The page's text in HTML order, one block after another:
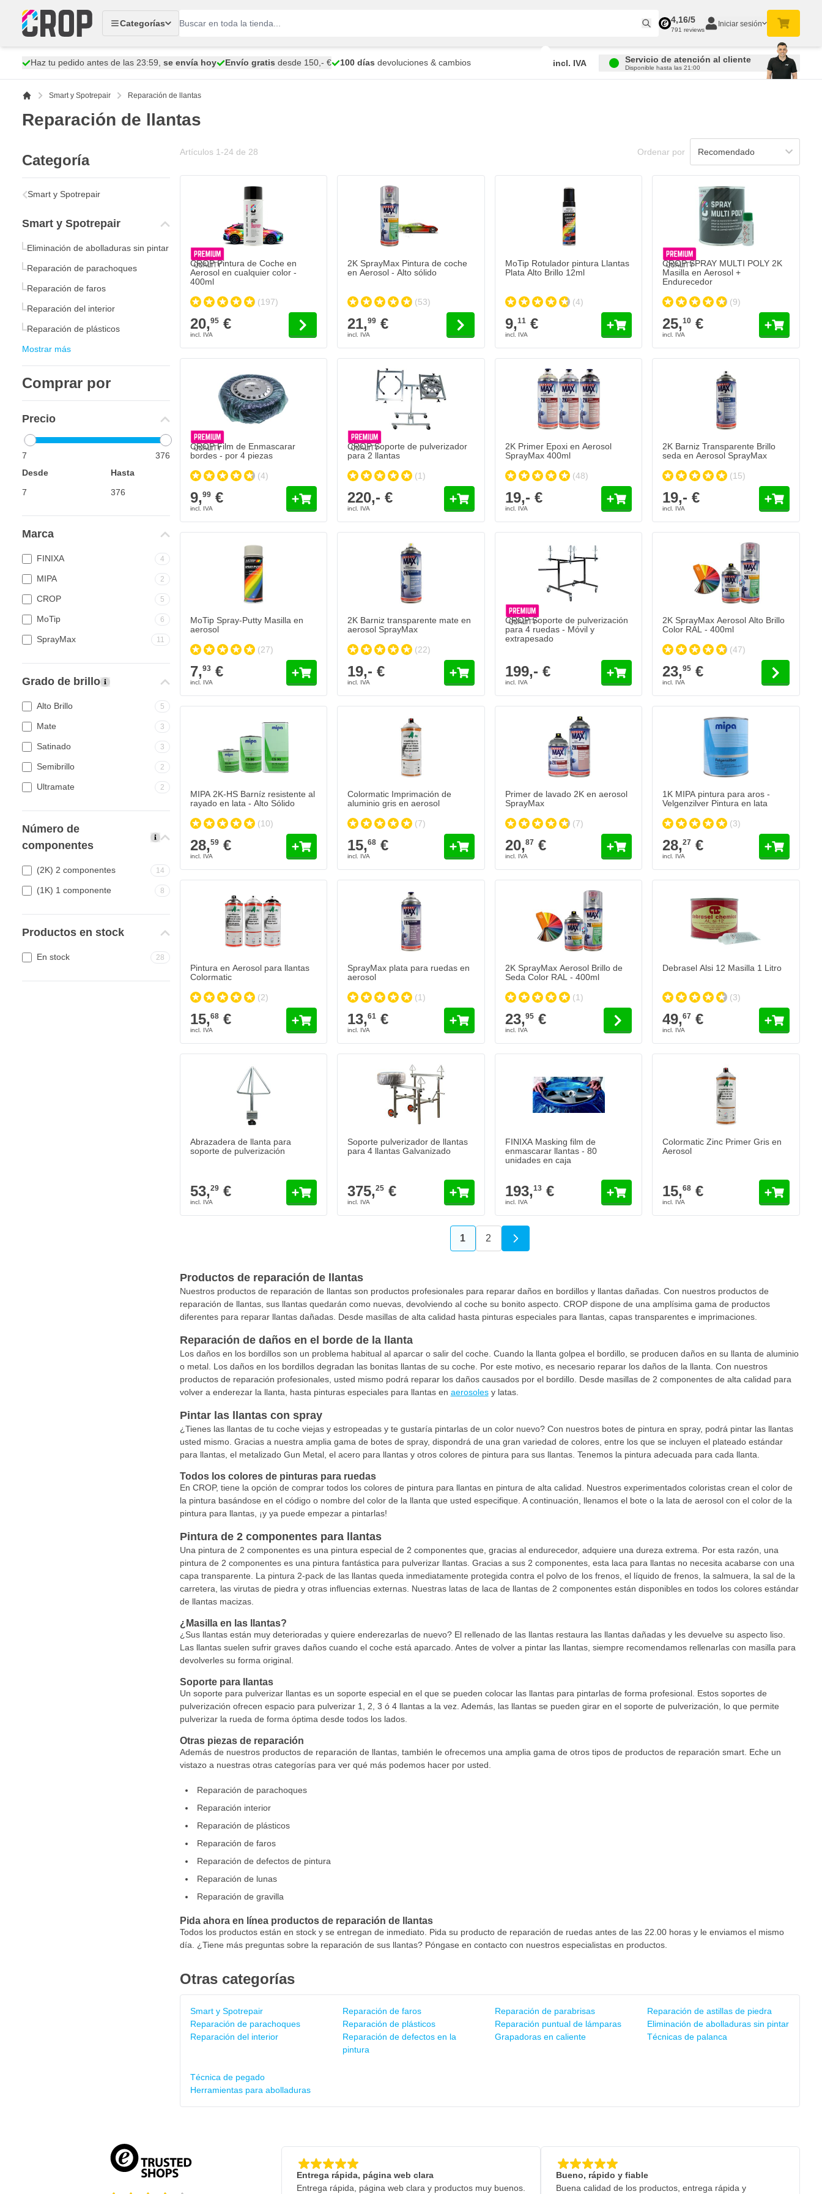
Categorías
4,16/5
791 reviews
Iniciar sesión
Haz tu pedido antes de las 23:59, se envía hoy Envío gratis desde 150,- € 100 días devoluciones & cambios incl. IVA Servicio de atención al cliente
Disponible hasta las 21:00
Smart y Spotrepair Reparación de llantas
Reparación de llantas
Categoría
Smart y Spotrepair
Smart y Spotrepair
Eliminación de abolladuras sin pintar
Reparación de parachoques
Reparación de faros
Reparación del interior
Reparación de plásticos
Mostrar más
Comprar por
Precio
7
376
Desde
Hasta
Marca
FINIXA 4
MIPA 2
CROP 5
MoTip 6
SprayMax 11
Grado de brillo
Alto Brillo 5
Mate 3
Satinado 3
Semibrillo 2
Ultramate 2
Número de
componentes
(2K) 2 componentes 14
(1K) 1 componente 8
Productos en stock
En stock 28
Artículos 1 -24 de 28 Ordenar por
CROP Pintura de Coche en
Aerosol en cualquier color -
400ml
(197)
20,95€
2K SprayMax Pintura de coche
en Aerosol - Alto sólido
(53)
21,99 €
MoTip Rotulador pintura Llantas
Plata Alto Brillo 12ml
(4)
9,11€
CROP SPRAY MULTI POLY 2K
Masilla en Aerosol +
Endurecedor
(9)
25,10 €
CROP Film de Enmascarar
bordes - por 4 piezas
(4)
9,99€
CROP Soporte de pulverizador
para 2 llantas
(1)
220,- €
Se envía hoy
Añadir al carrito
2K Primer Epoxi en Aerosol
SprayMax 400ml
(48)
19,- €
2K Barniz Transparente Brillo
seda en Aerosol SprayMax
(15)
19,- €
MoTip Spray-Putty Masilla en
aerosol
(27)
7,93€
2K Barniz transparente mate en
aerosol SprayMax
(22)
19,- €
CROP Soporte de pulverización
para 4 ruedas - Móvil y
extrapesado
199,- €
2K SprayMax Aerosol Alto Brillo
Color RAL - 400ml
(47)
23,95 €
Contenido
Añadir al carrito
MIPA 2K-HS Barníz resistente al
rayado en lata - Alto Sólido
(10)
28,59€
Colormatic Imprimación de
aluminio gris en aerosol
(7)
15,68 €
Añadir al carrito
Primer de lavado 2K en aerosol
SprayMax
(7)
20,87€
1K MIPA pintura para aros -
Velgenzilver Pintura en lata
(3)
28,27 €
Se envía hoy
Añadir al carrito
Pintura en Aerosol para llantas
Colormatic
(2)
15,68€
SprayMax plata para ruedas en
aerosol
(1)
13,61 €
2K SprayMax Aerosol Brillo de
Seda Color RAL - 400ml
(1)
23,95€
Debrasel Alsi 12 Masilla 1 Litro
(3)
49,67 €
Abrazadera de llanta para
soporte de pulverización
53,29€
Soporte pulverizador de llantas
para 4 llantas Galvanizado
375,25 €
FINIXA Masking film de
enmascarar llantas - 80
unidades en caja
193,13€
Colormatic Zinc Primer Gris en
Aerosol
15,68 €
Actualmente estás leyendo página
1 Página
2
Productos de reparación de llantas
Nuestros productos de reparación de llantas son productos profesionales para reparar daños en bordillos y llantas dañadas. Con nuestros productos de
reparación de llantas, sus llantas quedarán como nuevas, devolviendo al coche su bonito aspecto. CROP dispone de una amplísima gama de productos
diferentes para reparar llantas dañadas. Desde masillas de alta calidad hasta pinturas especiales para llantas, capas transparentes e imprimaciones.
Reparación de daños en el borde de la llanta
Los daños en los bordillos son un problema habitual al aparcar o salir del coche. Cuando la llanta golpea el bordillo, se producen daños en su llanta de aluminio
o metal. Los daños en los bordillos degradan las bonitas llantas de su coche. Por este motivo, es necesario reparar los daños de la llanta. Con nuestros
productos de reparación profesionales, usted mismo podrá reparar los daños causados por el bordillo. Desde masillas de 2 componentes de alta calidad para
volver a enderezar la llanta, hasta pinturas especiales para llantas en aerosolesy latas.
Pintar las llantas con spray
¿Tienes las llantas de tu coche viejas y estropeadas y te gustaría pintarlas de un color nuevo? Con nuestros botes de pintura en spray, podrá pintar las llantas
usted mismo. Gracias a nuestra amplia gama de botes de spray, dispondrá de una gran variedad de colores, entre los que se incluyen el plateado estándar
para llantas, el metalizado Gun Metal, el acero para llantas y otros colores de pintura para sus llantas. Tenemos la pintura adecuada para cada llanta.
Todos los colores de pinturas para ruedas
En CROP, tiene la opción de comprar todos los colores de pintura para llantas en pintura de alta calidad. Nuestros experimentados coloristas crean el color de
la pintura basándose en el código o nombre del color de la llanta que usted especifique. A continuación, llenamos el bote o la lata de aerosol con el color de la
pintura para llantas, ¡y ya puede empezar a pintarlas!
Pintura de 2 componentes para llantas
Una pintura de 2 componentes es una pintura especial de 2 componentes que, gracias al endurecedor, adquiere una dureza extrema. Por esta razón, una
pintura de 2 componentes es una pintura fantástica para pulverizar llantas. Gracias a sus 2 componentes, esta laca para llantas no necesita acabarse con una
capa transparente. La pintura 2-pack de las llantas queda inmediatamente protegida contra el polvo de los frenos, el líquido de frenos, la salmuera, la sal de la
carretera, las virutas de piedra y otras influencias externas. Nuestras latas de laca de llantas de 2 componentes están disponibles en todos los colores estándar
de llantas macizas.
¿Masilla en las llantas?
¿Sus llantas están muy deterioradas y quiere enderezarlas de nuevo? El rellenado de las llantas restaura las llantas dañadas y les devuelve su aspecto liso.
Las llantas suelen sufrir graves daños cuando el coche está aparcado. Antes de volver a pintar las llantas, siempre recomendamos rellenarlas con masilla para
devolverles su forma original.
Soporte para llantas
Un soporte para pulverizar llantas es un soporte especial en el que se pueden colocar las llantas para pintarlas de forma profesional. Estos soportes de
pulverización ofrecen espacio para pulverizar 1, 2, 3 ó 4 llantas a la vez. Además, las llantas se pueden girar en el soporte de pulverización, lo que permite
pulverizar la rueda de forma óptima desde todos los lados.
Otras piezas de reparación
Además de nuestros productos de reparación de llantas, también le ofrecemos una amplia gama de otros tipos de productos de reparación smart. Eche un
vistazo a nuestras otras categorías para ver qué más podemos hacer por usted.
Reparación de parachoques
Reparación interior
Reparación de plásticos
Reparación de faros
Reparación de defectos de pintura
Reparación de lunas
Reparación de gravilla
Pida ahora en línea productos de reparación de llantas
Todos los productos están en stock y se entregan de inmediato. Pida su producto de reparación de ruedas antes de las 22.00 horas y le enviamos el mismo
día. ¿Tiene más preguntas sobre la reparación de sus llantas? Póngase en contacto con nuestros especialistas en productos.
Otras categorías
Smart y Spotrepair
Reparación de parachoques
Reparación del interior
Reparación de faros
Reparación de plásticos
Reparación de defectos en la
pintura
Reparación de parabrisas
Reparación puntual de lámparas
Grapadoras en caliente
Reparación de astillas de piedra
Eliminación de abolladuras sin pintar
Técnicas de palanca
Técnica de pegado
Herramientas para abolladuras
Entrega rápida, página web clara
Entrega rápida, página web clara y productos muy buenos.
Bueno, rápido y fiable
Buena calidad de los productos, entrega rápida y